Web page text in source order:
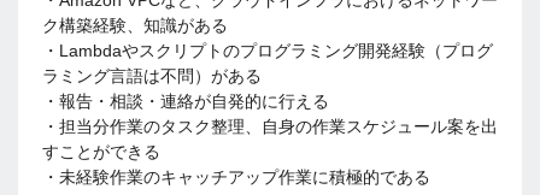
ク構築経験、知識がある
・Lambdaやスクリプトのプログラミング開発経験（プログ
ラミング言語は不問）がある
・報告・相談・連絡が自発的に行える
・担当分作業のタスク整理、自身の作業スケジュール案を出
すことができる
・未経験作業のキャッチアップ作業に積極的である